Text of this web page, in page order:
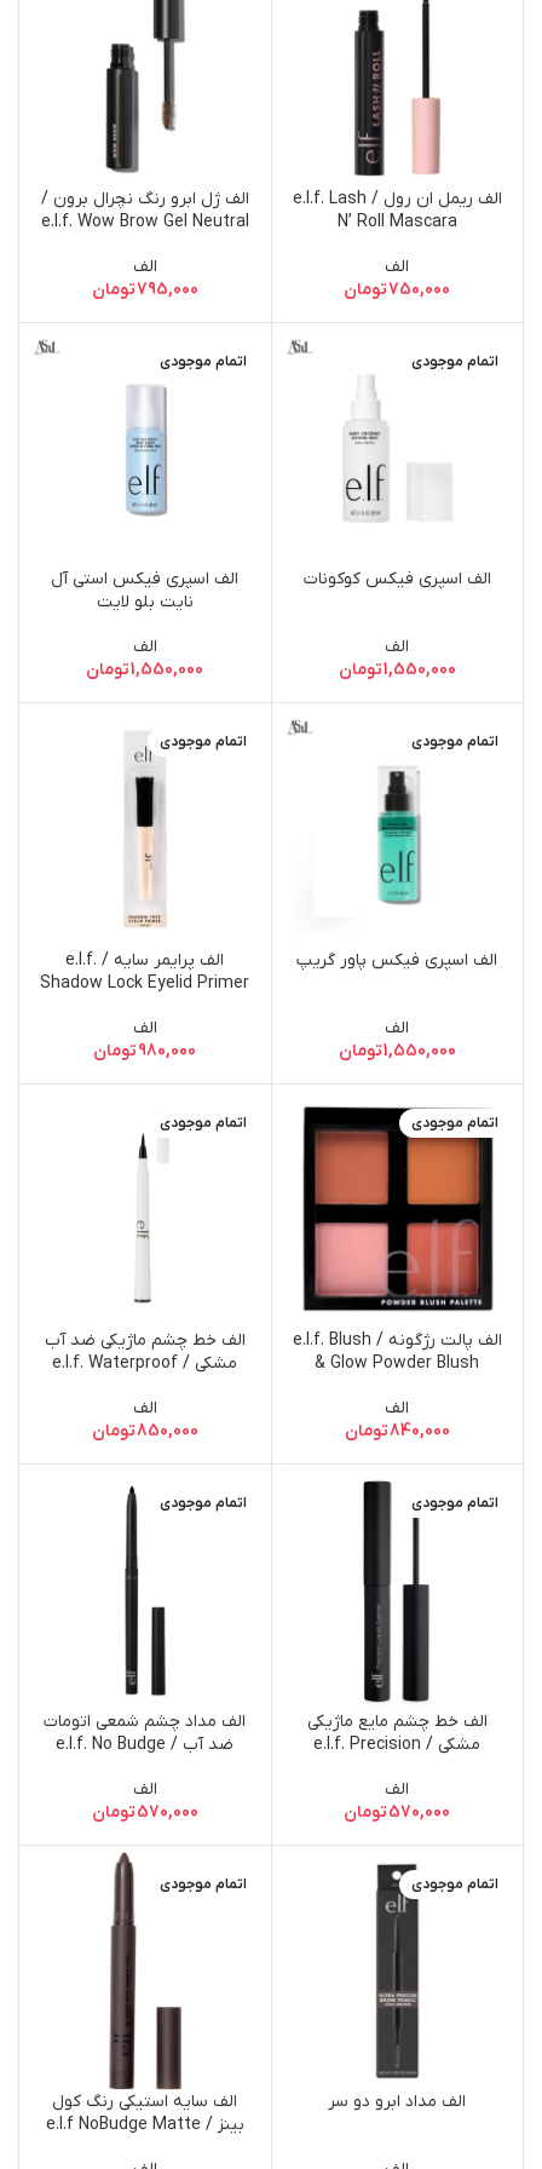
الف ریمل ان رول / e.l.f. Lash
N’ Roll Mascara
الف
750,000تومان
الف ژل ابرو رنگ نچرال برون /
e.l.f. Wow Brow Gel Neutral
الف
795,000تومان
اتمام موجودی
الف اسپری فیکس کوکونات
الف
1,550,000تومان
اتمام موجودی
الف اسپری فیکس استی آل
نایت بلو لایت
الف
1,550,000تومان
اتمام موجودی
الف اسپری فیکس پاور گریپ
الف
1,550,000تومان
اتمام موجودی
الف پرایمر سایه / e.l.f.
Shadow Lock Eyelid Primer
الف
980,000تومان
اتمام موجودی
الف پالت رژگونه / e.l.f. Blush
& Glow Powder Blush
الف
840,000تومان
اتمام موجودی
الف خط چشم ماژیکی ضد آب
مشکی / e.l.f. Waterproof
الف
850,000تومان
اتمام موجودی
الف خط چشم مایع ماژیکی
مشکی / e.l.f. Precision
الف
570,000تومان
اتمام موجودی
الف مداد چشم شمعی اتومات
ضد آب / e.l.f. No Budge
Eyeliner – Black
الف
570,000تومان
اتمام موجودی
الف مداد ابرو دو سر
اتمام موجودی
الف سایه استیکی رنگ کول
بینز / e.l.f NoBudge Matte